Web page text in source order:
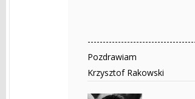
Pozdrawiam
Krzysztof Rakowski